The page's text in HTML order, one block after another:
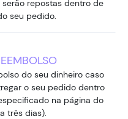
repostas dentro de
seu pedido.
do seu dinheiro caso
o seu pedido dentro
na página do
três dias).